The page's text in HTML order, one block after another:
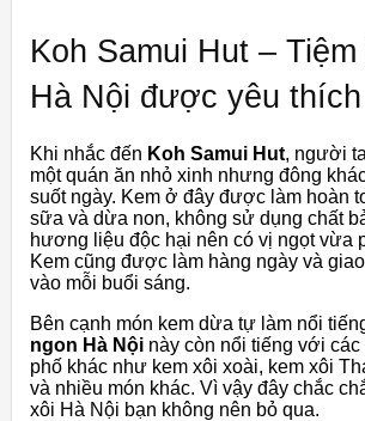
Koh Samui Hut –
Hà Nội được yêu
Khi nhắc đến Koh Samui Hut, người
một quán ăn nhỏ xinh nhưng đông
suốt ngày. Kem ở đây được làm hoàn
sữa và dừa non, không sử dụng chất
hương liệu độc hại nên có vị ngọt vừa
Kem cũng được làm hàng ngày và
vào mỗi buổi sáng.
Bên cạnh món kem dừa tự làm nổi
ngon Hà Nội này còn nổi tiếng với
phố khác như kem xôi xoài, kem xôi
và nhiều món khác. Vì vậy đây chắc
xôi Hà Nội bạn không nên bỏ qua.